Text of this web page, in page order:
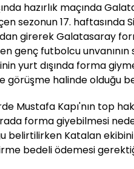
hazırlık maçında
sezonun 17. haftasında
girerek Galatasaray
genç futbolcu unvanının
yurt dışında forma
görüşme halinde olduğu
Mustafa Kapı'nın top
forma giyebilmesi
belirtilirken Katalan
bedeli ödemesi